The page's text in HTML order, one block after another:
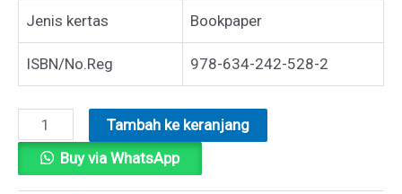
Jenis kertas Bookpaper
ISBN/No.Reg 978-634-242-528-2
Kuantitas
CERITA
GITA
Tambah ke keranjang
Buy via WhatsApp